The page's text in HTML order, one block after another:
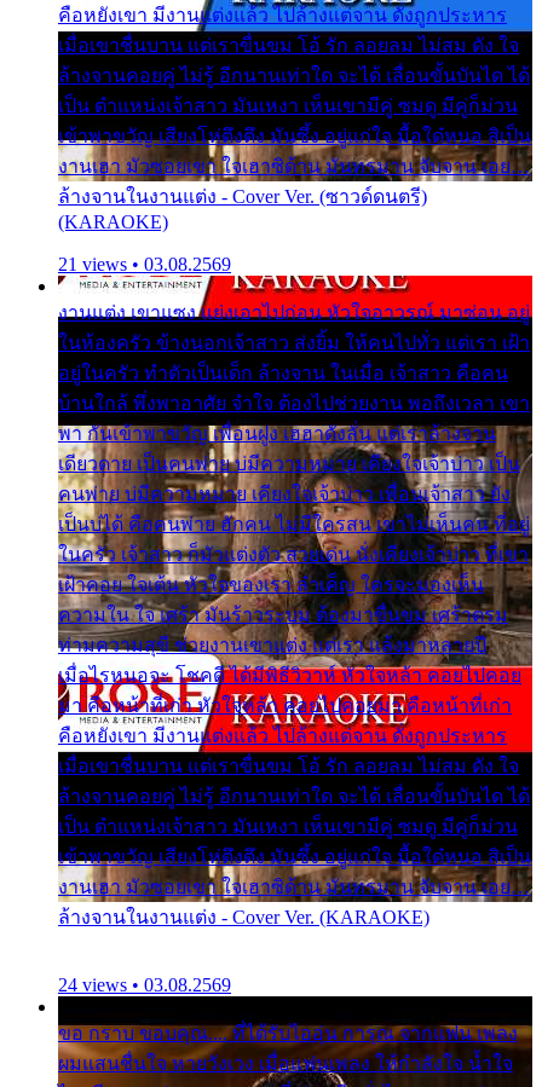
คือหยังเขา มีงานแต่งแล้ว ไปล้างแต่จาน ดั่งถูกประหาร
เมื่อเขาชื่นบาน แต่เราขื่นขม โอ้ รัก ลอยลม ไม่สม ดัง ใจ
ล้างจานคอยคู่ ไม่รู้ อีกนานเท่าใด จะได้ เลื่อนขั้นบันได ได้
เป็น ตำแหน่งเจ้าสาว มันเหงา เห็นเขามีคู่ ซมดู มีคู่ก็ม่วน
เข้าพาขวัญ เสียงโห่ตึงตึง มันซึ้ง อยู่แก่ใจ มื้อใด๋หนอ สิเป็น
งานเฮา มัวซอยเขา ใจเฮาซิด้าน มันทรมาน จับจาน เอย…
ล้างจานในงานแต่ง - Cover Ver. (ซาวด์ดนตรี)
(KARAOKE)
21 views • 03.08.2569
งานแต่ง เขาแซง แย่งเอาไปก่อน หัวใจอาวรณ์ มาซ่อน อยู่
ในห้องครัว ข้างนอกเจ้าสาว ส่งยิ้ม ให้คนไปทั่ว แต่เรา เฝ้า
อยู่ในครัว ทำตัวเป็นเด็ก ล้างจาน ในเมื่อ เจ้าสาว คือคน
บ้านใกล้ พึ่งพาอาศัย จำใจ ต้องไปช่วยงาน พอถึงเวลา เขา
พา กันเข้าพาขวัญ เพื่อนฝูง เฮฮาดังลั่น แต่เราล้างจาน
เดียวดาย เป็นคนพ่าย บ่มีความหมาย เคียงใจเจ้าบ่าว เป็น
คนพ่าย บ่มีความหมาย เคียงใจเจ้าบ่าว เพื่อนเจ้าสาว ยัง
เป็นบ่ได้ คือคนพ่าย ฮักคน ไม่มีใครสน เขาไม่เห็นคน ที่อยู่
ในครัว เจ้าสาว ก็มัวแต่งตัว สวยเด่น นั่งเคียงเจ้าบ่าว ที่เขา
เฝ้าคอย ใจเต้น หัวใจของเรา ลำเค็ญ ใครจะมองเห็น
ความใน ใจ เศร้า มันร้าวระบม ต้องมาขื่นขม เศร้าตรม
ท่ามความสุขี ช่วยงานเขาแต่ง แต่เรา แล้งมาหลายปี
เมื่อไรหนอจะ โชคดี ได้มีพิธีวิวาห์ หัวใจหล้า คอยไปคอย
มา คือหน้าที่เก่า หัวใจหล้า คอยไปคอยมา คือหน้าที่เก่า
คือหยังเขา มีงานแต่งแล้ว ไปล้างแต่จาน ดั่งถูกประหาร
เมื่อเขาชื่นบาน แต่เราขื่นขม โอ้ รัก ลอยลม ไม่สม ดัง ใจ
ล้างจานคอยคู่ ไม่รู้ อีกนานเท่าใด จะได้ เลื่อนขั้นบันได ได้
เป็น ตำแหน่งเจ้าสาว มันเหงา เห็นเขามีคู่ ซมดู มีคู่ก็ม่วน
เข้าพาขวัญ เสียงโห่ตึงตึง มันซึ้ง อยู่แก่ใจ มื้อใด๋หนอ สิเป็น
งานเฮา มัวซอยเขา ใจเฮาซิด้าน มันทรมาน จับจาน เอย…
ล้างจานในงานแต่ง - Cover Ver. (KARAOKE)
24 views • 03.08.2569
ขอ กราบ ขอบคุณ.... ที่ได้รับไออุ่น การุณ จากแฟน เพลง
ผมแสนชื่นใจ หายวังเวง เมื่อแฟนเพลง ให้กำลังใจ น้ำใจ